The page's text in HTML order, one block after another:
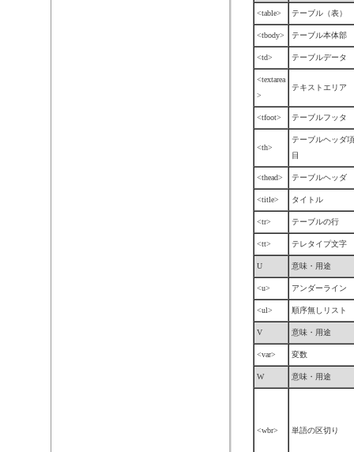
<table> テーブル（表）
<tbody> テーブル本体部
<td> テーブルデータ
<textarea
>
テキストエリア
<tfoot> テーブルフッタ
<th>
テーブルヘッダ項
目
<thead> テーブルヘッダ
<title> タイトル
<tr> テーブルの行
<tt> テレタイプ文字
U 意味・用途
<u> アンダーライン
<ul> 順序無しリスト
V 意味・用途
<var> 変数
W 意味・用途
<wbr> 単語の区切り